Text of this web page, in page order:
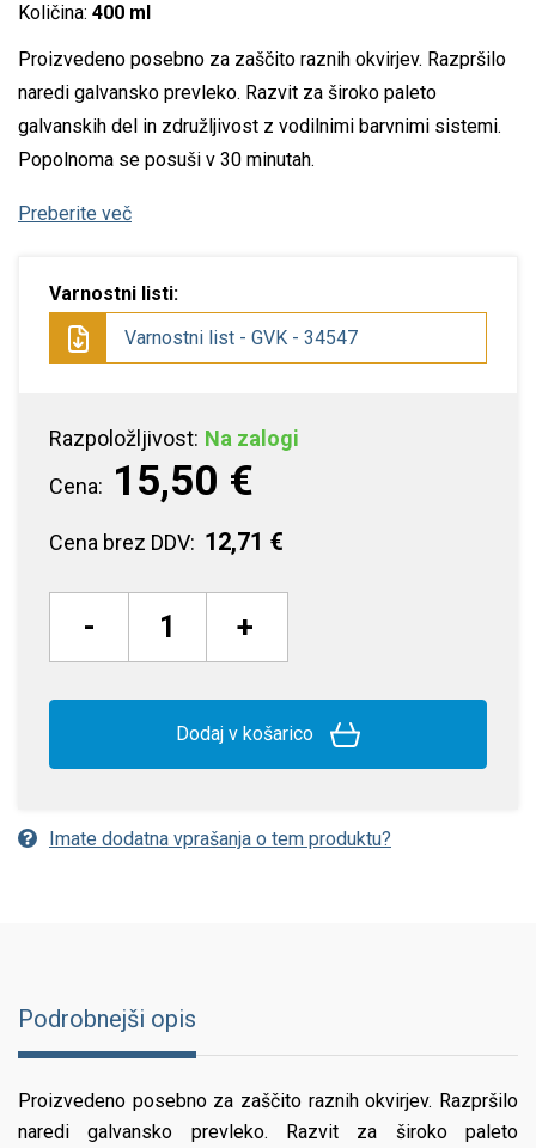
Količina: 400 ml
Proizvedeno posebno za zaščito raznih okvirjev. Razpršilo
naredi galvansko prevleko. Razvit za široko paleto
galvanskih del in združljivost z vodilnimi barvnimi sistemi.
Popolnoma se posuši v 30 minutah.
Preberite več
Varnostni listi:
Varnostni list - GVK - 34547
Razpoložljivost: Na zalogi
Cena: 15,50 €
Cena brez DDV: 12,71 €
- +
Dodaj v košarico
Imate dodatna vprašanja o tem produktu?
Podrobnejši opis
Proizvedeno posebno za zaščito raznih okvirjev. Razpršilo
naredi galvansko prevleko. Razvit za široko paleto